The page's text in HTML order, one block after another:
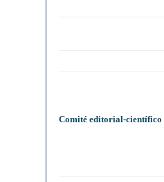
Comité editorial-científico